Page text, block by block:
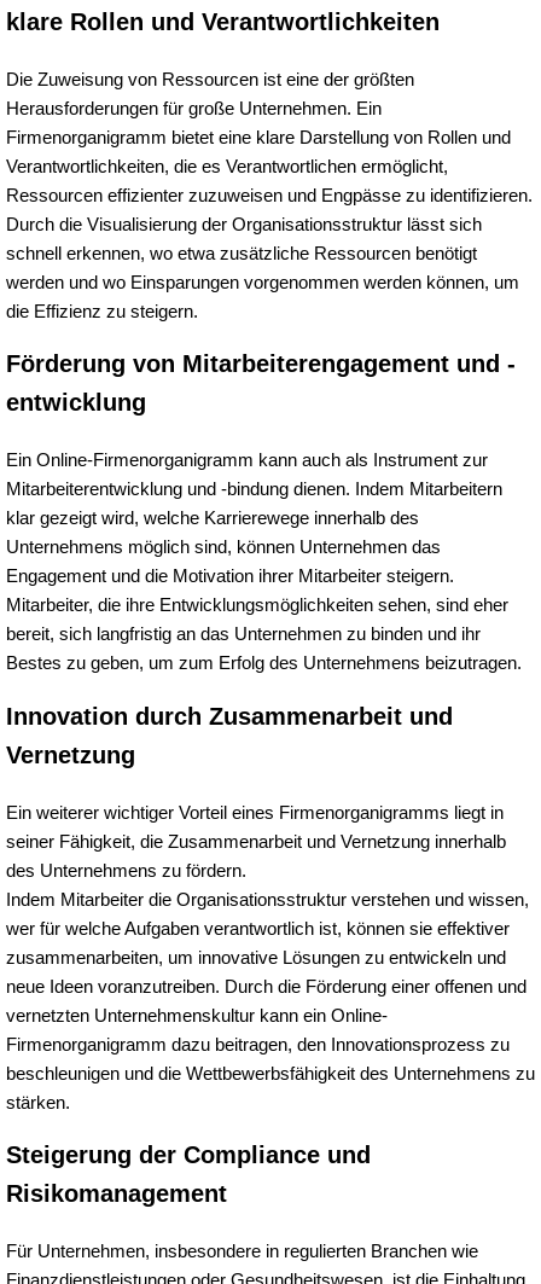
klare Rollen und Verantwortlichkeiten
Die Zuweisung von Ressourcen ist eine der größten
Herausforderungen für große Unternehmen. Ein
Firmenorganigramm bietet eine klare Darstellung von Rollen und
Verantwortlichkeiten, die es Verantwortlichen ermöglicht,
Ressourcen effizienter zuzuweisen und Engpässe zu identifizieren.
Durch die Visualisierung der Organisationsstruktur lässt sich
schnell erkennen, wo etwa zusätzliche Ressourcen benötigt
werden und wo Einsparungen vorgenommen werden können, um
die Effizienz zu steigern.
Förderung von Mitarbeiterengagement und -
entwicklung
Ein Online-Firmenorganigramm kann auch als Instrument zur
Mitarbeiterentwicklung und -bindung dienen. Indem Mitarbeitern
klar gezeigt wird, welche Karrierewege innerhalb des
Unternehmens möglich sind, können Unternehmen das
Engagement und die Motivation ihrer Mitarbeiter steigern.
Mitarbeiter, die ihre Entwicklungsmöglichkeiten sehen, sind eher
bereit, sich langfristig an das Unternehmen zu binden und ihr
Bestes zu geben, um zum Erfolg des Unternehmens beizutragen.
Innovation durch Zusammenarbeit und
Vernetzung
Ein weiterer wichtiger Vorteil eines Firmenorganigramms liegt in
seiner Fähigkeit, die Zusammenarbeit und Vernetzung innerhalb
des Unternehmens zu fördern.
Indem Mitarbeiter die Organisationsstruktur verstehen und wissen,
wer für welche Aufgaben verantwortlich ist, können sie effektiver
zusammenarbeiten, um innovative Lösungen zu entwickeln und
neue Ideen voranzutreiben. Durch die Förderung einer offenen und
vernetzten Unternehmenskultur kann ein Online-
Firmenorganigramm dazu beitragen, den Innovationsprozess zu
beschleunigen und die Wettbewerbsfähigkeit des Unternehmens zu
stärken.
Steigerung der Compliance und
Risikomanagement
Für Unternehmen, insbesondere in regulierten Branchen wie
Finanzdienstleistungen oder Gesundheitswesen, ist die Einhaltung